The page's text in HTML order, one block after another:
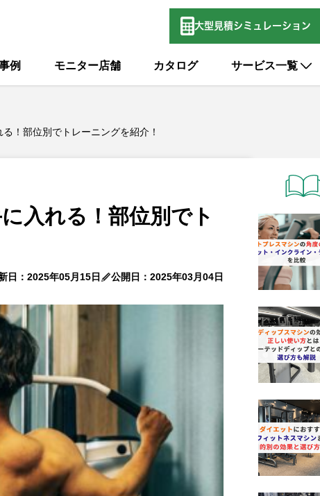
大型 見積シミュレーション
例 モニター店舗 カタログ サービス一覧
！部位別でトレーニングを紹介！
日：2025年05月15日 公開日：2025年03月04日
入れる！部位別でト